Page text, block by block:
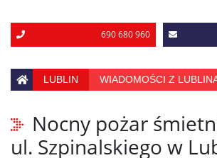
690 680 960
LUBLIN WIADOMOŚCI Z
Nocny pożar
ul. Szpinalskiego w